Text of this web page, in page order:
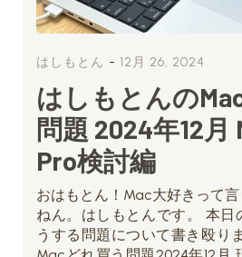
はしもとん - 12月 26, 2024
はしもとんの
問題 2024年12月
Pro検討編
おはもとん！Mac大好きって
ねん。はしもとんです。 本
うする問題について書き殴り